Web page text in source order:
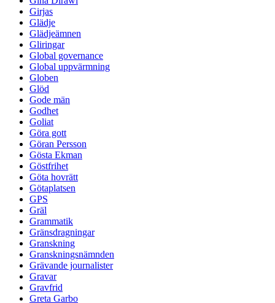
Girjas
Glädje
Glädjeämnen
Gliringar
Global governance
Global uppvärmning
Globen
Glöd
Gode män
Godhet
Goliat
Göra gott
Göran Persson
Gösta Ekman
Göstfrihet
Göta hovrätt
Götaplatsen
GPS
Gräl
Grammatik
Gränsdragningar
Granskning
Granskningsnämnden
Grävande journalister
Gravar
Gravfrid
Greta Garbo